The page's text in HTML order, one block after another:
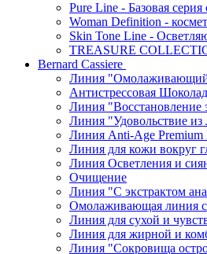
Pure Line - Базовая
Woman Definition -
Skin Tone Line -
TREASURE
Bernard Cassiere
Линия "Омолаживающий
Антистрессовая
Линия "Восстановление
Линия "Удовольствие
Линия Anti-Age
Линия для кожи вокруг
Линия Осветления и
Очищение
Линия "С экстрактом
Омолаживающая линия
Линия для сухой и
Линия для жирной и
Линия "Сокровища